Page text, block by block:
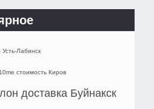
Лабинск
стоимость Киров
доставка Буйнакск